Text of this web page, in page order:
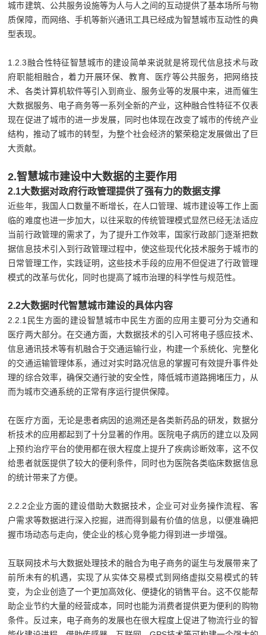
城市建筑、公共服务设施等为人与人之间的互动提供了基本场所与物
质保障，而网络、手机等新兴通讯工具已经成为智慧城市互动性的典
型表现。
1.2.3融合性特征智慧城市的建设简单来说就是将现代信息技术与政
府职能相融合，着力开展环保、教育、医疗等公共服务，把网络技
术、各类计算机软件等引入到商业、服务业等的发展中来，进而催生
大数据服务、电子商务等一系列全新的产业，这种融合性特征不仅表
现在促进了城市的进一步发展，同时也体现在改变了城市的传统产业
结构，推动了城市的转型，为整个社会经济的繁荣稳定发展做出了巨
大贡献。
2.智慧城市建设中大数据的主要作用
2.1大数据对政府行政管理提供了强有力的数据支撑
近些年，我国人口数量不断增长，在人口管理、城市建设等工作上面
临的难度也进一步加大，以往采取的传统管理模式显然已经无法适应
当前行政管理的需求了，为了提升工作效率，国家行政部门逐渐把数
据信息技术引入到行政管理过程中，使这些现代化技术服务于城市的
日常管理工作，实践证明，这些技术手段的应用不但促进了行政管理
模式的改革与优化，同时也提高了城市治理的科学性与规范性。
2.2大数据时代智慧城市建设的具体内容
2.2.1民生方面的建设智慧城市中民生方面的应用主要可分为交通和
医疗两大部分。在交通方面，大数据技术的引入可将电子感应技术、
信息通讯技术等有机融合于交通运输行业，构建一个系统化、完整化
的交通运输管理体系，通过对实时路况信息的掌握可有效提升事件处
理的综合效率，确保交通行驶的安全性，降低城市道路拥堵压力，从
而为城市交通系统的正常有序运行提供保障。
在医疗方面，无论是患者病因的追溯还是各类新药品的研发，数据分
析技术的应用都起到了十分显著的作用。医院电子病历的建立以及网
上预约治疗平台的使用都在很大程度上提升了疾病诊断效率，这不仅
给患者就医提供了较大的便利条件，同时也为医院各类临床数据信息
的统计带来了方便。
2.2.2企业方面的建设借助大数据技术，企业可对业务操作流程、客
户需求等数据进行深入挖掘，进而得到最有价值的信息，以便准确把
握市场动态与走向，使企业的核心竞争能力得到进一步增强。
互联网技术与大数据处理技术的融合为电子商务的诞生与发展带来了
前所未有的机遇，实现了从实体交易模式到网络虚拟交易模式的转
变，为企业创造了一个更加高效化、便捷化的销售平台。这不仅能帮
助企业节约大量的经营成本，同时也能为消费者提供更为便利的购物
条件。反过来，电子商务的发展也在很大程度上促进了物流行业的智